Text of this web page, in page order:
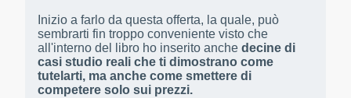
Inizio a farlo da questa offerta, la quale, può
sembrarti fin troppo conveniente visto che
all'interno del libro ho inserito anche decine di
casi studio reali che ti dimostrano come
tutelarti, ma anche come smettere di
competere solo sui prezzi.